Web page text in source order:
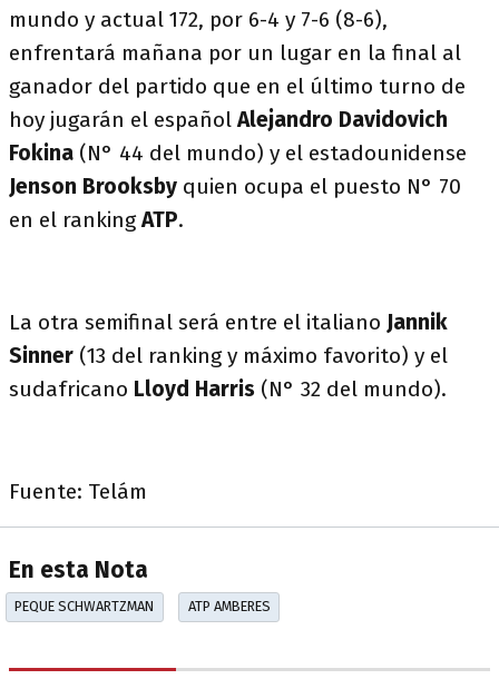
mundo y actual 172, por 6-4 y 7-6 (8-6),
enfrentará mañana por un lugar en la final al
ganador del partido que en el último turno de
hoy jugarán el españolAlejandro Davidovich
Fokina (N° 44 del mundo) y el estadounidense
Jenson Brooksby quien ocupa el puesto N° 70
en el rankingATP.
La otra semifinal será entre el italiano Jannik
Sinner (13 del ranking y máximo favorito) y el
sudafricano Lloyd Harris (N° 32 del mundo).
Fuente: Telám
En esta Nota
PEQUE SCHWARTZMAN ATP AMBERES